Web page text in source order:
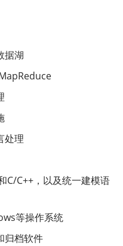
据湖
处理
C/C++，以及统一建模语
等操作系统
归档软件